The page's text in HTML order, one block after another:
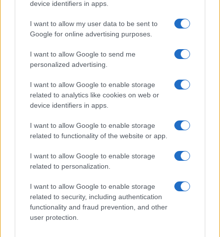
device identifiers in apps.
I want to allow my user data to be sent to
Google for online advertising purposes.
I want to allow Google to send me
personalized advertising.
I want to allow Google to enable storage
related to analytics like cookies on web or
device identifiers in apps.
I want to allow Google to enable storage
related to functionality of the website or app.
I want to allow Google to enable storage
related to personalization.
I want to allow Google to enable storage
related to security, including authentication
functionality and fraud prevention, and other
user protection.